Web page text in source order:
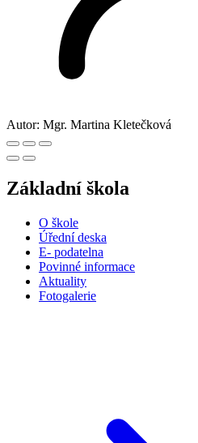
Autor: Mgr. Martina Kletečková
Základní škola
O škole
Úřední deska
E- podatelna
Povinné informace
Aktuality
Fotogalerie